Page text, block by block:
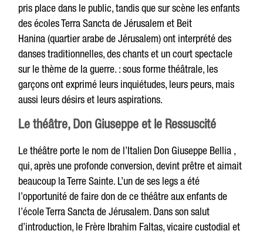
pris place dans le public, tandis que sur scène les enfants
des écoles Terra Sancta de Jérusalem et Beit
Hanina (quartier arabe de Jérusalem) ont interprété des
danses traditionnelles, des chants et un court spectacle
sur le thème de la guerre. : sous forme théâtrale, les
garçons ont exprimé leurs inquiétudes, leurs peurs, mais
aussi leurs désirs et leurs aspirations.
Le théâtre, Don Giuseppe et le Ressuscité
Le théâtre porte le nom de l’Italien Don Giuseppe Bellia ,
qui, après une profonde conversion, devint prêtre et aimait
beaucoup la Terre Sainte. L’un de ses legs a été
l’opportunité de faire don de ce théâtre aux enfants de
l’école Terra Sancta de Jérusalem. Dans son salut
d’introduction, le Frère Ibrahim Faltas, vicaire custodial et